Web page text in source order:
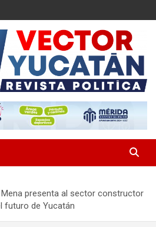
presenta al sector constructor
futuro de Yucatán